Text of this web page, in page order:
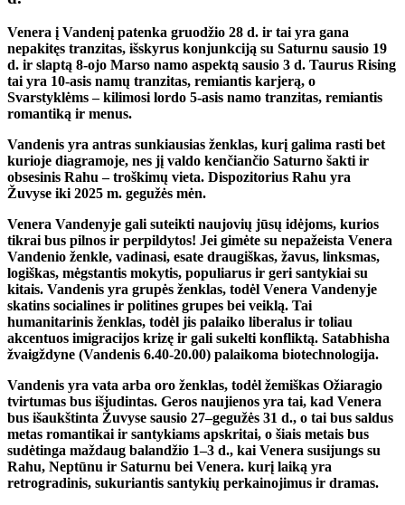
Venera į Vandenį patenka gruodžio 28 d. ir tai yra gana
nepakitęs tranzitas, išskyrus konjunkciją su Saturnu sausio 19
d. ir slaptą 8-ojo Marso namo aspektą sausio 3 d. Taurus Rising
tai yra 10-asis namų tranzitas, remiantis karjerą, o
Svarstyklėms – kilimosi lordo 5-asis namo tranzitas, remiantis
romantiką ir menus.
Vandenis yra antras sunkiausias ženklas, kurį galima rasti bet
kurioje diagramoje, nes jį valdo kenčiančio Saturno šakti ir
obsesinis Rahu – troškimų vieta. Dispozitorius Rahu yra
Žuvyse iki 2025 m. gegužės mėn.
Venera Vandenyje gali suteikti naujovių jūsų idėjoms, kurios
tikrai bus pilnos ir perpildytos! Jei gimėte su nepažeista Venera
Vandenio ženkle, vadinasi, esate draugiškas, žavus, linksmas,
logiškas, mėgstantis mokytis, populiarus ir geri santykiai su
kitais. Vandenis yra grupės ženklas, todėl Venera Vandenyje
skatins socialines ir politines grupes bei veiklą. Tai
humanitarinis ženklas, todėl jis palaiko liberalus ir toliau
akcentuos imigracijos krizę ir gali sukelti konfliktą. Satabhisha
žvaigždyne (Vandenis 6.40-20.00) palaikoma biotechnologija.
Vandenis yra vata arba oro ženklas, todėl žemiškas Ožiaragio
tvirtumas bus išjudintas. Geros naujienos yra tai, kad Venera
bus išaukštinta Žuvyse sausio 27–gegužės 31 d., o tai bus saldus
metas romantikai ir santykiams apskritai, o šiais metais bus
sudėtinga maždaug balandžio 1–3 d., kai Venera susijungs su
Rahu, Neptūnu ir Saturnu bei Venera. kurį laiką yra
retrogradinis, sukuriantis santykių perkainojimus ir dramas.